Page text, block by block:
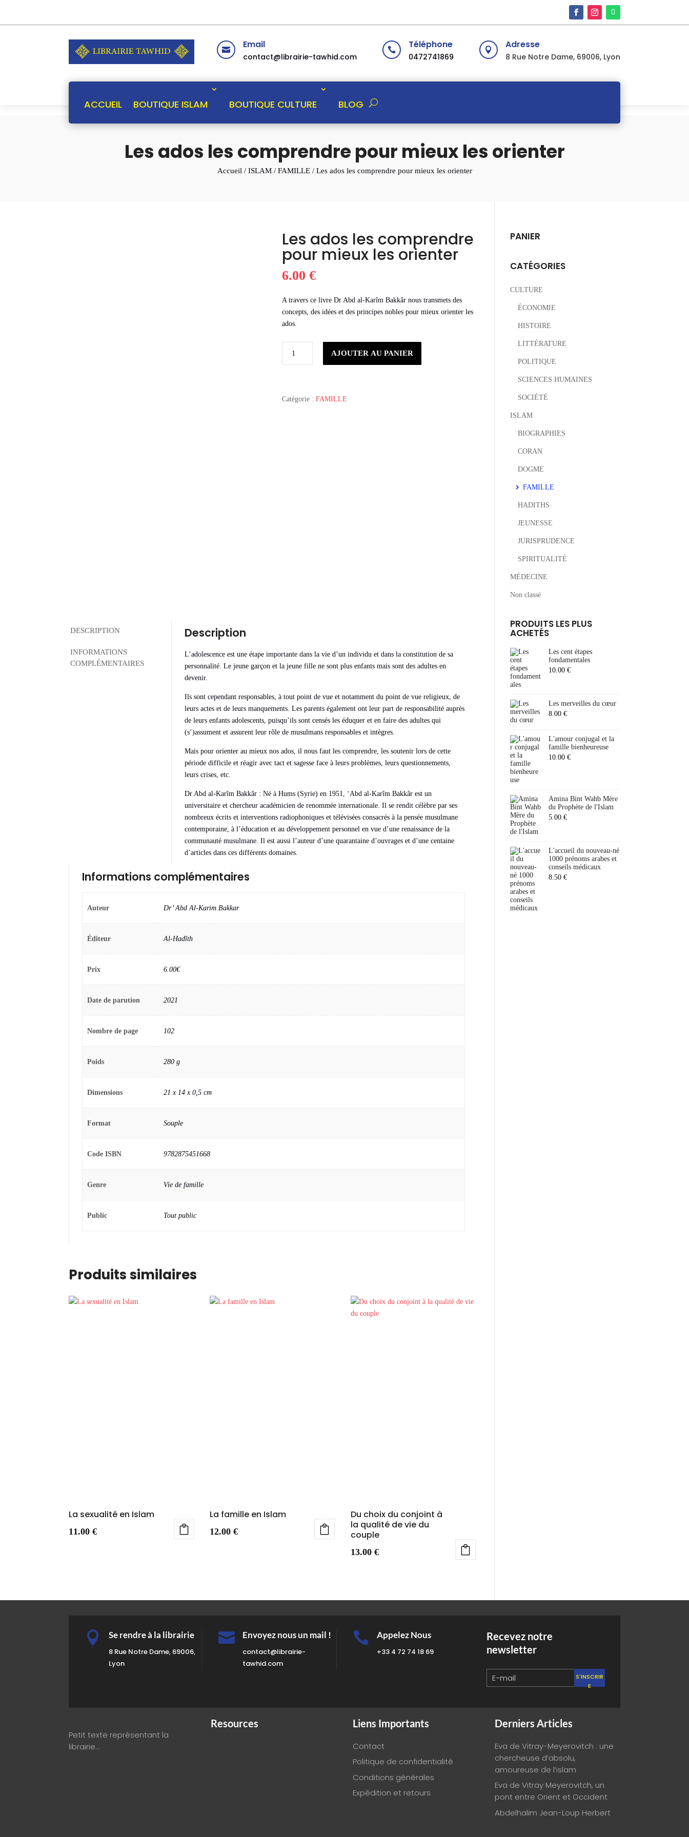
 Email
contact@librairie-tawhid.com
 Téléphone
0472741869
 Adresse
8 Rue Notre Dame, 69006, Lyon
ACCUEIL BOUTIQUE ISLAM BOUTIQUE CULTURE BLOG
Les ados les comprendre pour mieux les orienter
Accueil / ISLAM/ FAMILLE/ Les ados les comprendre pour mieux les orienter
Les ados les comprendre
pour mieux les orienter
6.00 €
A travers ce livre Dr Abd al-Karîm Bakkâr nous transmets des
concepts, des idées et des principes nobles pour mieux orienter les
ados.
les
AJOUTER AU PANIER
Catégorie : FAMILLE
DESCRIPTION
INFORMATIONS
COMPLÉMENTAIRES
Description
L’adolescence est une étape importante dans la vie d’un individu et dans la constitution de sa
personnalité. Le jeune garçon et la jeune fille ne sont plus enfants mais sont des adultes en
devenir.
Ils sont cependant responsables, à tout point de vue et notamment du point de vue religieux, de
leurs actes et de leurs manquements. Les parents également ont leur part de responsabilité auprès
de leurs enfants adolescents, puisqu’ils sont censés les éduquer et en faire des adultes qui
(s’)assument et assurent leur rôle de musulmans responsables et intègres.
Mais pour orienter au mieux nos ados, il nous faut les comprendre, les soutenir lors de cette
période difficile et réagir avec tact et sagesse face à leurs problèmes, leurs questionnements,
leurs crises, etc.
Dr Abd al-Karîm Bakkâr : Né à Hums (Syrie) en 1951, ‘Abd al-Karîm Bakkâr est un
universitaire et chercheur académicien de renommée internationale. Il se rendit célèbre par ses
nombreux écrits et interventions radiophoniques et télévisées consacrés à la pensée musulmane
contemporaine, à l’éducation et au développement personnel en vue d’une renaissance de la
communauté musulmane. Il est aussi l’auteur d’une quarantaine d’ouvrages et d’une centaine
d’articles dans ces différents domaines.
Informations complémentaires
Auteur Dr’ Abd Al-Karim Bakkar
Éditeur Al-Hadîth
Prix 6.00€
Date de parution 2021
Nombre de page 102
Poids 280 g
Dimensions 21 x 14 x 0,5 cm
Format Souple
Code ISBN 9782875451668
Genre Vie de famille
Public Tout public
Produits similaires
La sexualité en Islam
11.00€
La famille en Islam
12.00€
Du choix du conjoint à
la qualité de vie du
couple
13.00 €
PANIER
CATÉGORIES
CULTURE
ÉCONOMIE
HISTOIRE
LITTÉRATURE
POLITIQUE
SCIENCES HUMAINES
SOCIÉTÉ
ISLAM
BIOGRAPHIES
CORAN
DOGME
FAMILLE
HADITHS
JEUNESSE
JURISPRUDENCE
SPIRITUALITÉ
MÉDECINE
Non classé
PRODUITS LES PLUS
ACHETÉS
Les cent étapes
fondamentales
10.00 €
Les merveilles du cœur
8.00 €
L'amour conjugal et la
famille bienheureuse
10.00 €
Amina Bint Wahb Mère
du Prophète de l'Islam
5.00 €
L'accueil du nouveau-né
1000 prénoms arabes et
conseils médicaux
8.50 €
 Se rendre à la librairie
8 Rue Notre Dame, 69006,
Lyon
 Envoyez nous un mail !
contact@librairie-
tawhid.com
 Appelez Nous
+33 4 72 74 18 69
Recevez notre
newsletter
S'INSCRIR
E
Petit texte représentant la
librairie…
Resources Liens Importants
Contact
Politique de confidentialité
Conditions générales
Expédition et retours
Derniers Articles
Eva de Vitray-Meyerovitch : une
chercheuse d’absolu,
amoureuse de l’islam
Eva de Vitray Meyerovitch, un
pont entre Orient et Occident
Abdelhalim Jean-Loup Herbert